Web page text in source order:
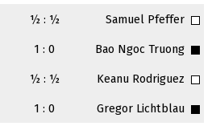
½ : ½ Samuel Pfeffer
1 : 0 Bao Ngoc Truong
½ : ½ Keanu Rodriguez
1 : 0 Gregor Lichtblau